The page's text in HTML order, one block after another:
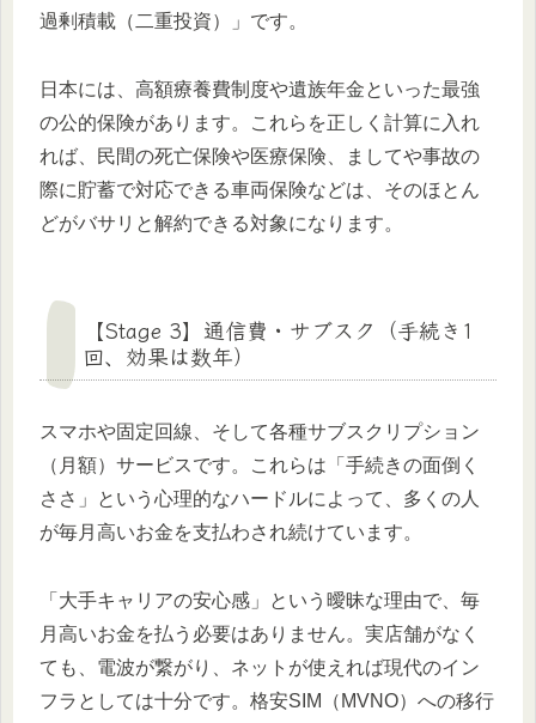
過剰積載（二重投資）」です。
日本には、高額療養費制度や遺族年金といった最強
の公的保険があります。これらを正しく計算に入れ
れば、民間の死亡保険や医療保険、ましてや事故の
際に貯蓄で対応できる車両保険などは、そのほとん
どがバサリと解約できる対象になります。
【Stage 3】通信費・サブスク（手続き1
回、効果は数年）
スマホや固定回線、そして各種サブスクリプション
（月額）サービスです。これらは「手続きの面倒く
ささ」という心理的なハードルによって、多くの人
が毎月高いお金を支払わされ続けています。
「大手キャリアの安心感」という曖昧な理由で、毎
月高いお金を払う必要はありません。実店舗がなく
ても、電波が繋がり、ネットが使えれば現代のイン
フラとしては十分です。格安SIM（MVNO）への移行